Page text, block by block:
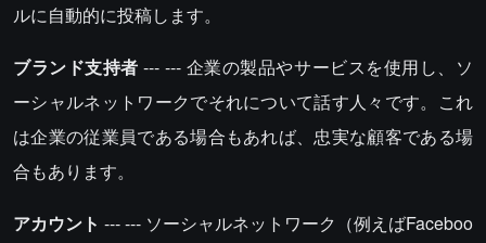
ルに自動的に投稿します。
ブランド支持者 --- --- 企業の製品やサービスを使用し、ソ
ーシャルネットワークでそれについて話す人々です。これ
は企業の従業員である場合もあれば、忠実な顧客である場
合もあります。
アカウント --- --- ソーシャルネットワーク（例えばFaceboo